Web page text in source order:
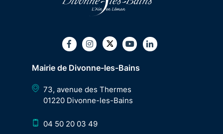
FacebookInstagram
TwitterYoutubeLinkedIn
Mairie de Divonne-les-Bains
73, avenue des Thermes
01220 Divonne-les-Bains
04 50 20 03 49